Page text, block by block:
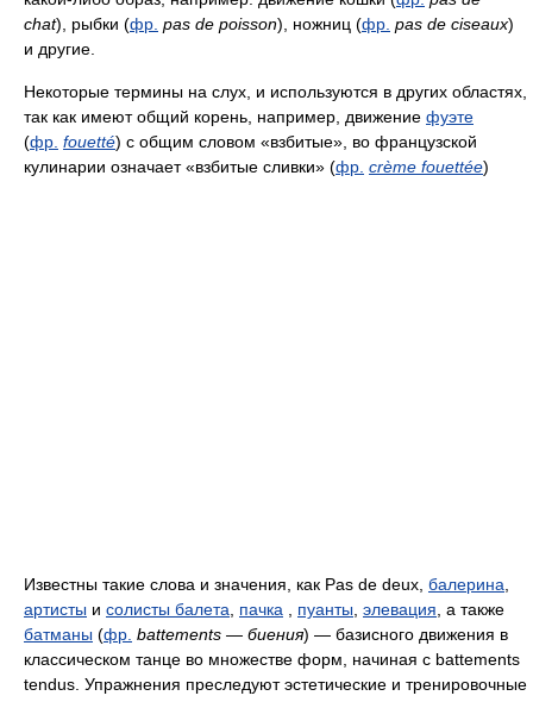
chat), рыбки (фр. pas de poisson), ножниц (фр. pas de ciseaux)
и другие.
Некоторые термины на слух, и используются в других областях,
так как имеют общий корень, например, движение фуэте
(фр. fouetté) с общим словом «взбитые», во французской
кулинарии означает «взбитые сливки» (фр. crème fouettée)
Известны такие слова и значения, как Pas de deux, балерина
артисты и солисты балета пачка пуанты элевация , а также
батманы (фр. battements — биения) — базисного движения в
классическом танце во множестве форм, начиная с battements
tendus. Упражнения преследуют эстетические и тренировочные